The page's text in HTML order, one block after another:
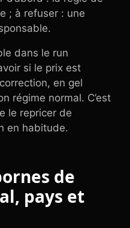
; à refuser : une
dans le run
si le prix est
en gel
régime normal. C’est
le repricer de
en habitude.
de
pays et